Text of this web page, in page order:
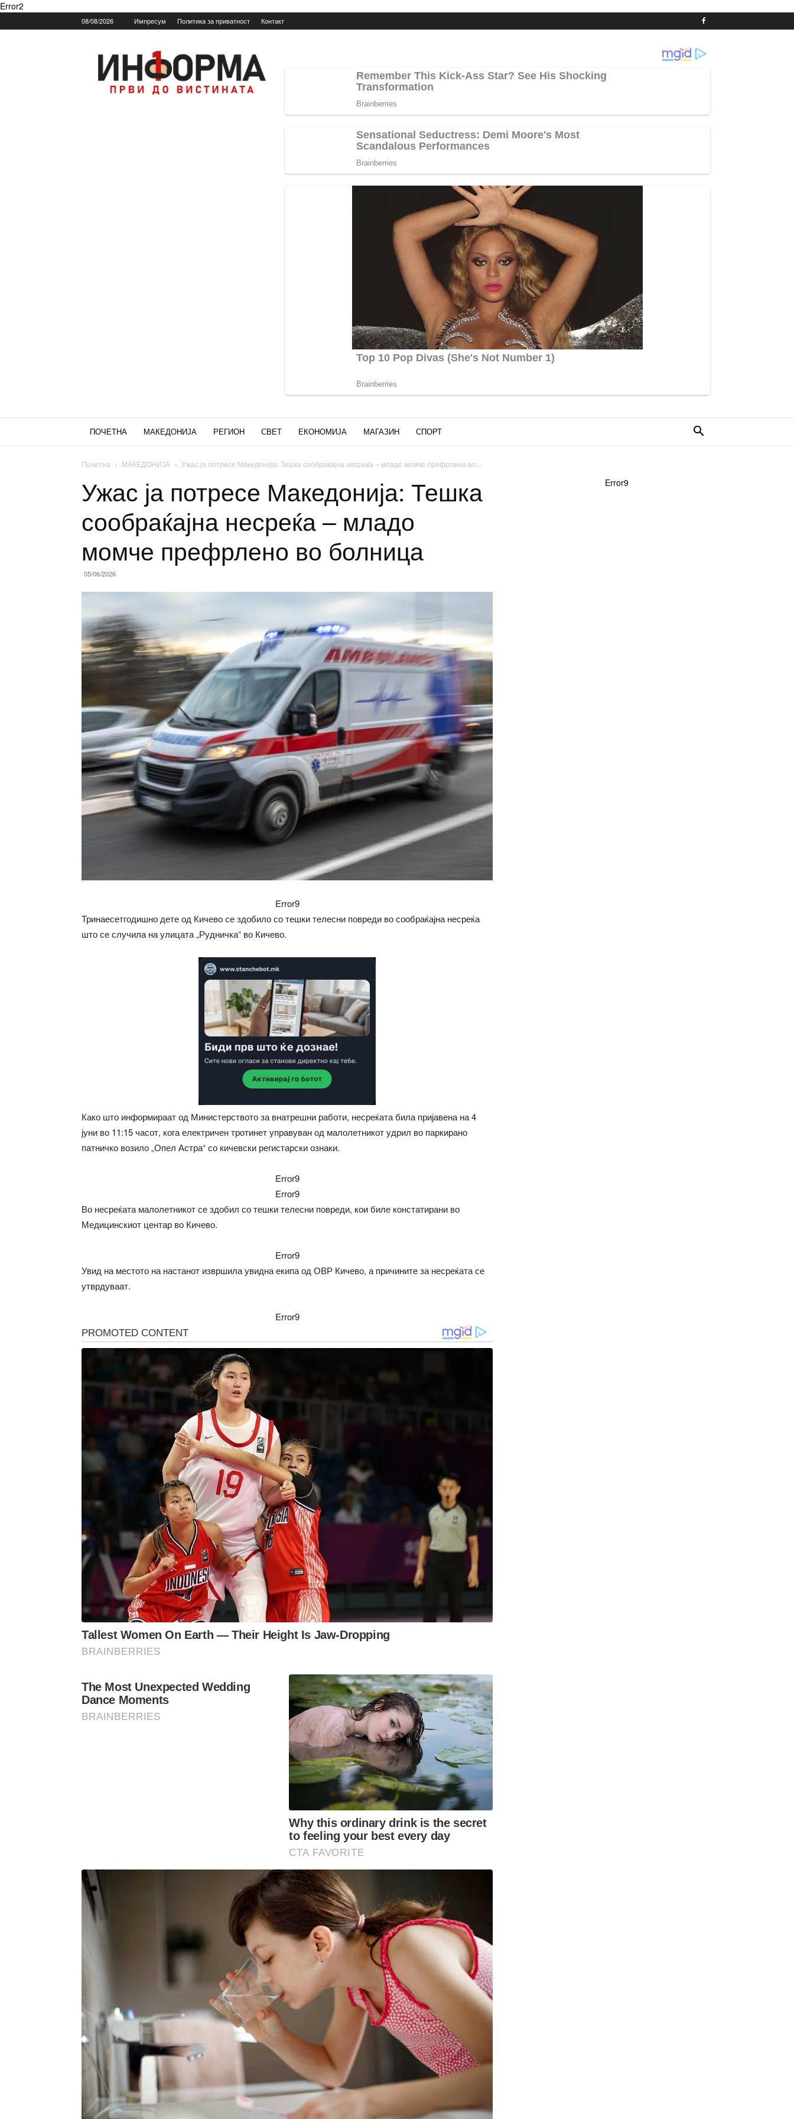
Error2
08/08/2026 Импресум Политика за приватност Контакт
Informa.mk
ПОЧЕТНА МАКЕДОНИЈА РЕГИОН СВЕТ ЕКОНОМИЈА МАГАЗИН СПОРТ
Почетна МАКЕДОНИЈА Ужас ја потресе Македонија: Тешка сообраќајна несреќа – младо момче префрлено во...
Ужас ја потресе Македонија: Тешка
сообраќајна несреќа – младо
момче префрлено во болница
05/06/2026
Error9
Тринаесетгодишно дете од Кичево се здобило со тешки телесни повреди во сообраќајна несреќа
што се случила на улицата „Рудничка“ во Кичево.
Како што информираат од Министерството за внатрешни работи, несреќата била пријавена на 4
јуни во 11:15 часот, кога електричен тротинет управуван од малолетникот удрил во паркирано
патничко возило „Опел Астра“ со кичевски регистарски ознаки.
Error9
Error9
Во несреќата малолетникот се здобил со тешки телесни повреди, кои биле констатирани во
Медицинскиот центар во Кичево.
Error9
Увид на местото на настанот извршила увидна екипа од ОВР Кичево, а причините за несреќата се
утврдуваат.
Error9
Error9